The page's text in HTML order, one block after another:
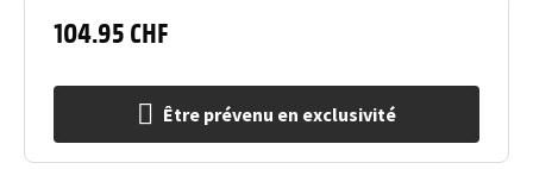
104.95 CHF
Être prévenu en exclusivité